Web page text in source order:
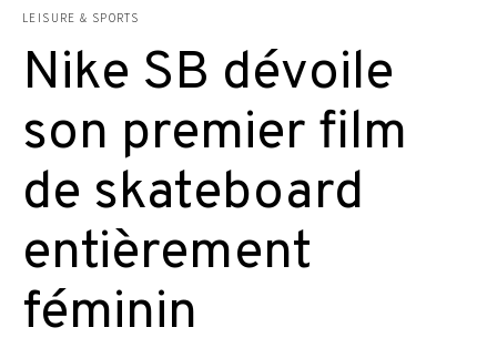
LEISURE & SPORTS
Nike SB dévoile
son premier film
de skateboard
entièrement
féminin